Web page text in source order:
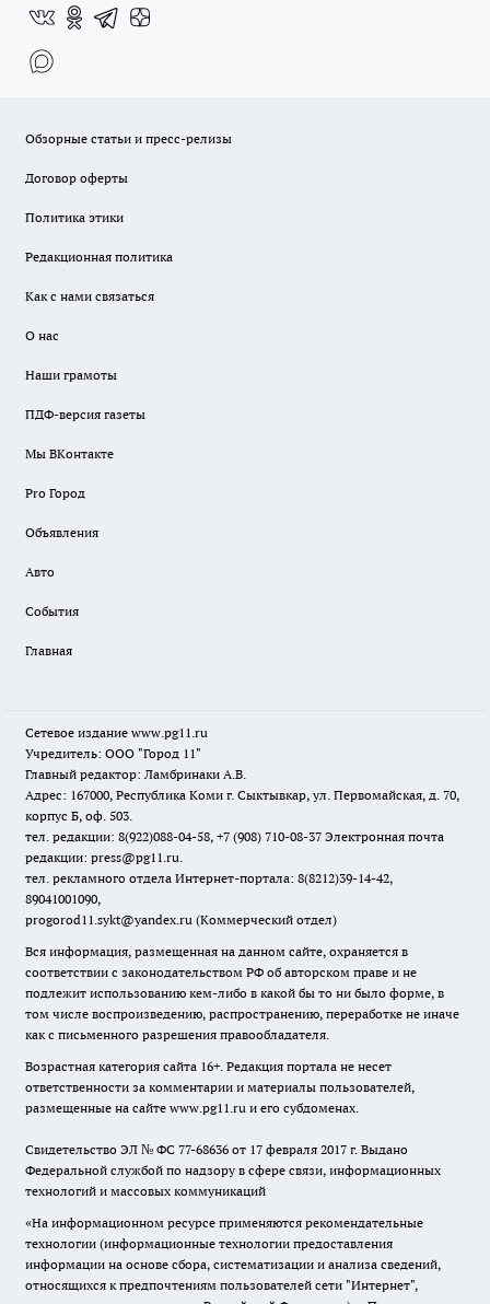
Обзорные статьи и пресс-релизы
Договор оферты
Политика этики
Редакционная политика
Как с нами связаться
О нас
Наши грамоты
ПДФ-версия газеты
Мы ВКонтакте
Pro Город
Объявления
Авто
События
Главная
Сетевое издание www.pg11.ru
Учредитель: ООО "Город 11"
Главный редактор: Ламбринаки А.В.
Адрес: 167000, Республика Коми г. Сыктывкар, ул. Первомайская, д. 70,
корпус Б, оф. 503.
тел. редакции: 8(922)088-04-58, +7 (908) 710-08-37 Электронная почта
редакции: press@pg11.ru.
тел. рекламного отдела Интернет-портала: 8(8212)39-14-42,
89041001090,
progorod11.sykt@yandex.ru (Коммерческий отдел)
Вся информация, размещенная на данном сайте, охраняется в
соответствии с законодательством РФ об авторском праве и не
подлежит использованию кем-либо в какой бы то ни было форме, в
том числе воспроизведению, распространению, переработке не иначе
как с письменного разрешения правообладателя.
Возрастная категория сайта 16+. Редакция портала не несет
ответственности за комментарии и материалы пользователей,
размещенные на сайте www.pg11.ru и его субдоменах.
Свидетельство ЭЛ № ФС 77-68636 от 17 февраля 2017 г. Выдано
Федеральной службой по надзору в сфере связи, информационных
технологий и массовых коммуникаций
«На информационном ресурсе применяются рекомендательные
технологии (информационные технологии предоставления
информации на основе сбора, систематизации и анализа сведений,
относящихся к предпочтениям пользователей сети "Интернет",